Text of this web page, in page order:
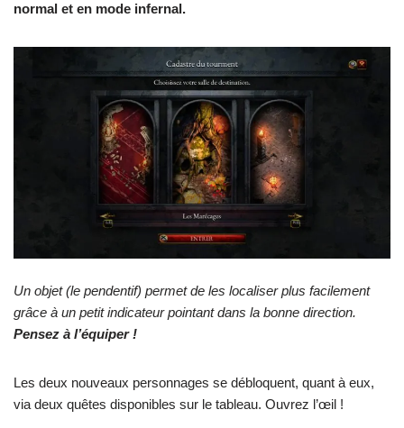
normal et en mode infernal.
Un objet (le pendentif) permet de les localiser plus facilement
grâce à un petit indicateur pointant dans la bonne direction.
Pensez à l’équiper !
Les deux nouveaux personnages se débloquent, quant à eux,
via deux quêtes disponibles sur le tableau. Ouvrez l’œil !